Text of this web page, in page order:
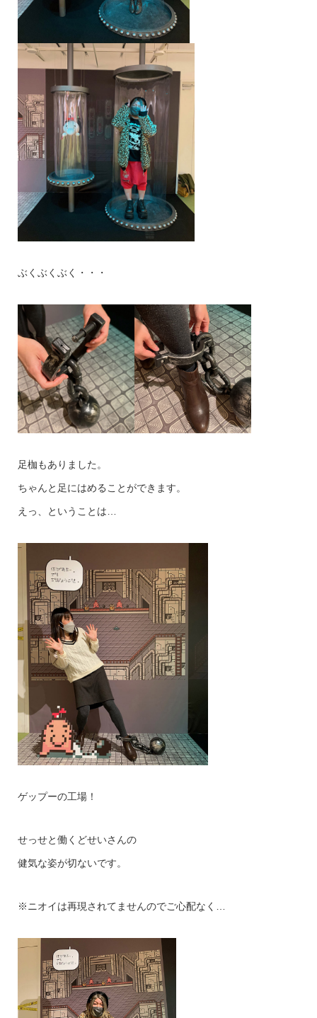
ぶくぶくぶく・・・
足枷もありました。
ちゃんと足にはめることができます。
えっ、ということは…
ゲップーの工場！
せっせと働くどせいさんの
健気な姿が切ないです。
※ニオイは再現されてませんのでご心配なく…